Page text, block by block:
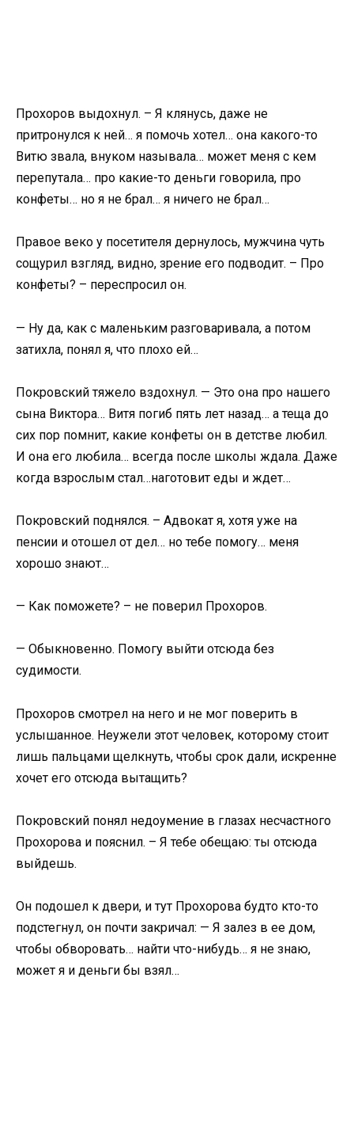
Прохоров выдохнул. – Я клянусь, даже не
притронулся к ней… я помочь хотел… она какого-то
Витю звала, внуком называла… может меня с кем
перепутала… про какие-то деньги говорила, про
конфеты… но я не брал… я ничего не брал…
Правое веко у посетителя дернулось, мужчина чуть
сощурил взгляд, видно, зрение его подводит. – Про
конфеты? – переспросил он.
— Ну да, как с маленьким разговаривала, а потом
затихла, понял я, что плохо ей…
Покровский тяжело вздохнул. — Это она про нашего
сына Виктора… Витя погиб пять лет назад… а теща до
сих пор помнит, какие конфеты он в детстве любил.
И она его любила… всегда после школы ждала. Даже
когда взрослым стал…наготовит еды и ждет…
Покровский поднялся. – Адвокат я, хотя уже на
пенсии и отошел от дел… но тебе помогу… меня
хорошо знают…
— Как поможете? – не поверил Прохоров.
— Обыкновенно. Помогу выйти отсюда без
судимости.
Прохоров смотрел на него и не мог поверить в
услышанное. Неужели этот человек, которому стоит
лишь пальцами щелкнуть, чтобы срок дали, искренне
хочет его отсюда вытащить?
Покровский понял недоумение в глазах несчастного
Прохорова и пояснил. – Я тебе обещаю: ты отсюда
выйдешь.
Он подошел к двери, и тут Прохорова будто кто-то
подстегнул, он почти закричал: — Я залез в ее дом,
чтобы обворовать… найти что-нибудь… я не знаю,
может я и деньги бы взял…